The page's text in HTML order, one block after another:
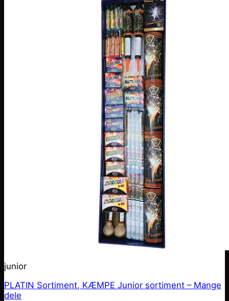
junior
PLATIN Sortiment, KÆMPE Junior sortiment – Mange
dele